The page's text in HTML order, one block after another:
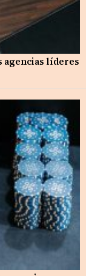
agencias líderes